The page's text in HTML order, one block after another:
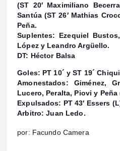
(ST 20′ Maximiliano
Santúa (ST 26′ Mathias
Peña.
Suplentes: Ezequiel
López y Leandro Argüello.
DT: Héctor Balsa
Goles: PT 10´ y ST 19´
Amonestados: Giménez,
Lucero, Peralta, Piovi y Peña
Expulsados: PT 43′ Essers
Arbitro: Juan Ledo.
por: Facundo Camera